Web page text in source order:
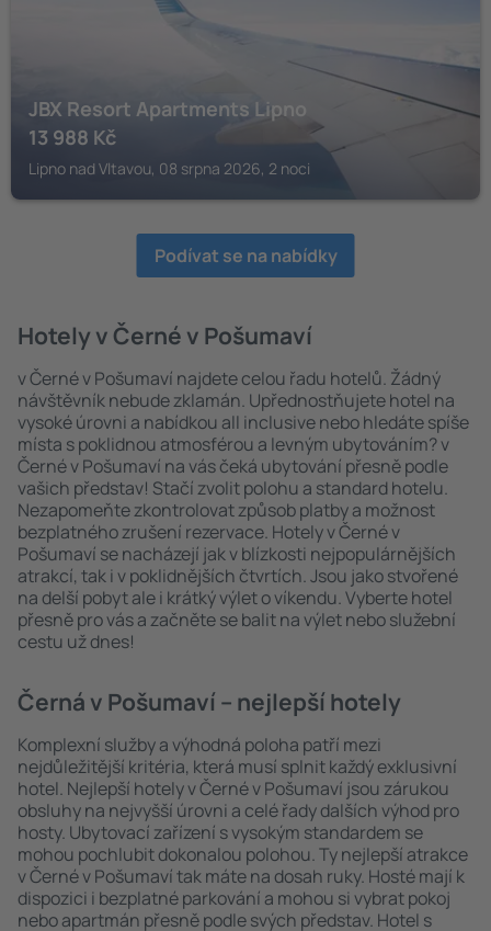
JBX Resort Apartments Lipno
13 988 Kč
Lipno nad Vltavou, 08 srpna 2026, 2 noci
Podívat se na nabídky
Hotely v Černé v Pošumaví
v Černé v Pošumaví najdete celou řadu hotelů. Žádný
návštěvník nebude zklamán. Upřednostňujete hotel na
vysoké úrovni a nabídkou all inclusive nebo hledáte spíše
místa s poklidnou atmosférou a levným ubytováním? v
Černé v Pošumaví na vás čeká ubytování přesně podle
vašich představ! Stačí zvolit polohu a standard hotelu.
Nezapomeňte zkontrolovat způsob platby a možnost
bezplatného zrušení rezervace. Hotely v Černé v
Pošumaví se nacházejí jak v blízkosti nejpopulárnějších
atrakcí, tak i v poklidnějších čtvrtích. Jsou jako stvořené
na delší pobyt ale i krátký výlet o víkendu. Vyberte hotel
přesně pro vás a začněte se balit na výlet nebo služební
cestu už dnes!
Černá v Pošumaví – nejlepší hotely
Komplexní služby a výhodná poloha patří mezi
nejdůležitější kritéria, která musí splnit každý exklusivní
hotel. Nejlepší hotely v Černé v Pošumaví jsou zárukou
obsluhy na nejvyšší úrovni a celé řady dalších výhod pro
hosty. Ubytovací zařízení s vysokým standardem se
mohou pochlubit dokonalou polohou. Ty nejlepší atrakce
v Černé v Pošumaví tak máte na dosah ruky. Hosté mají k
dispozici i bezplatné parkování a mohou si vybrat pokoj
nebo apartmán přesně podle svých představ. Hotel s